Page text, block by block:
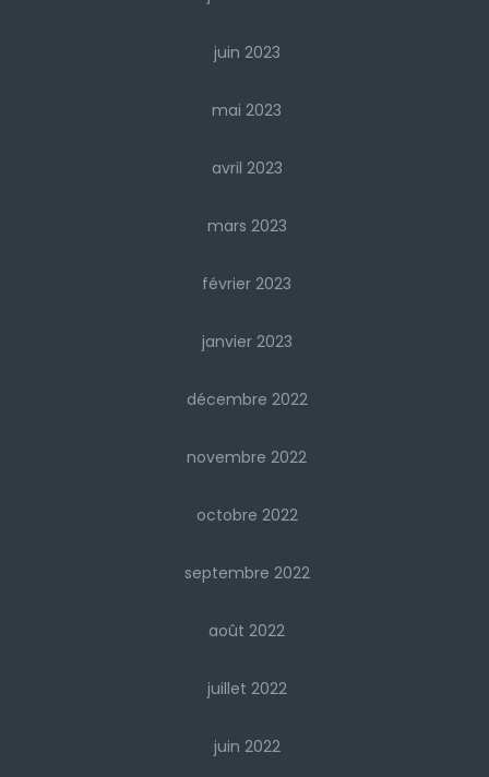
juin 2023
mai 2023
avril 2023
mars 2023
février 2023
janvier 2023
décembre 2022
novembre 2022
octobre 2022
septembre 2022
août 2022
juillet 2022
juin 2022